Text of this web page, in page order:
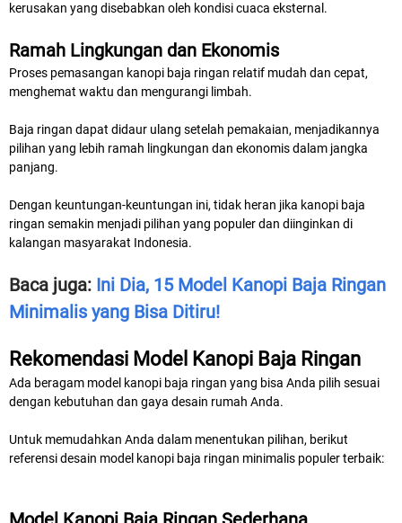
kerusakan yang disebabkan oleh kondisi cuaca eksternal.
Ramah Lingkungan dan Ekonomis
Proses pemasangan kanopi baja ringan relatif mudah dan cepat,
menghemat waktu dan mengurangi limbah.
Baja ringan dapat didaur ulang setelah pemakaian, menjadikannya
pilihan yang lebih ramah lingkungan dan ekonomis dalam jangka
panjang.
Dengan keuntungan-keuntungan ini, tidak heran jika kanopi baja
ringan semakin menjadi pilihan yang populer dan diinginkan di
kalangan masyarakat Indonesia.
Baca juga: Ini Dia, 15 Model Kanopi Baja Ringan
Minimalis yang Bisa Ditiru!
Rekomendasi Model Kanopi Baja Ringan
Ada beragam model kanopi baja ringan yang bisa Anda pilih sesuai
dengan kebutuhan dan gaya desain rumah Anda.
Untuk memudahkan Anda dalam menentukan pilihan, berikut
referensi desain model kanopi baja ringan minimalis populer terbaik: